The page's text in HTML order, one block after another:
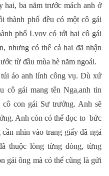
hai, ba năm trước mách anh ở
thành phố đều có một cô gái
phố Lvov có tới hai cô gái
nhưng có thể cả hai đã nhận
từ đầu mùa hè năm ngoái.
anh lính công vụ. Dù xứ
cô gái mang tên Nga,anh tin
con gái Sư trưởng. Anh sẽ
Anh còn có thể đọc to bức
nhìn vào trang giấy đã ngả
thuộc lòng từng dòng, từng
gái ông mà có thể cũng là gửi